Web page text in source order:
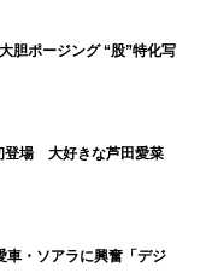
か
胆ポージング “股”特化写
登場 大好きな芦田愛菜
車・ソアラに興奮「デジ